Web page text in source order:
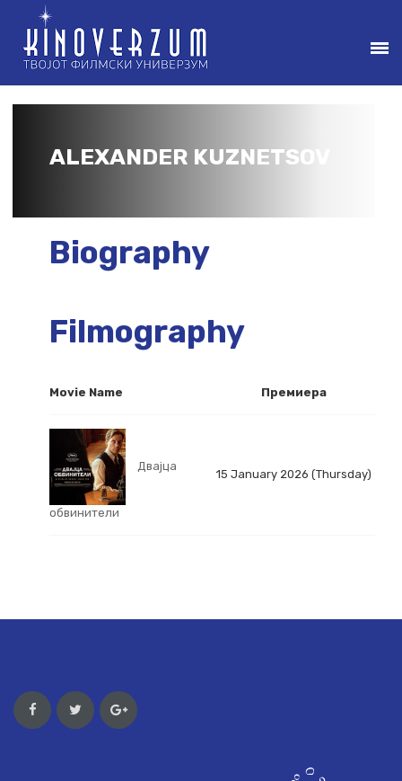
ALEXANDER KUZNETSOV
Biography
Filmography
Movie Name Премиера
Двајца
обвинители
15 January 2026 (Thursday)